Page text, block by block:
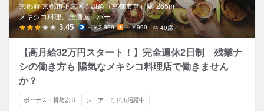
京都府 京都市下京区 / 四条（京都市営）駅 265m
メキシコ料理、居酒屋、バー
3.45 ～￥2,999 ～￥999 40席
【高月給32万円スタート！】完全週休2日制 残業ナ
シの働き方も 陽気なメキシコ料理店で働きません
か？
ボーナス・賞与あり シニア・ミドル活躍中